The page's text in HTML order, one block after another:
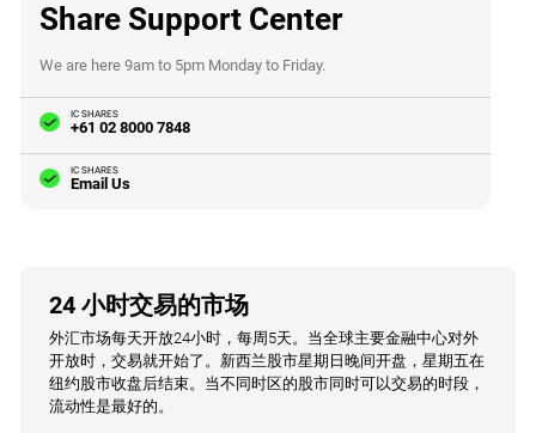
Share Support Center
We are here 9am to 5pm Monday to Friday.
IC SHARES
+61 02 8000 7848
IC SHARES
Email Us
24 小时交易的市场
外汇市场每天开放24小时，每周5天。当全球主要金融中心对外
开放时，交易就开始了。新西兰股市星期日晚间开盘，星期五在
纽约股市收盘后结束。当不同时区的股市同时可以交易的时段，
流动性是最好的。